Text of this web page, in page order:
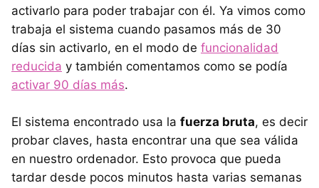
activarlo para poder trabajar con él. Ya vimos como
trabaja el sistema cuando pasamos más de 30
días sin activarlo, en el modo de funcionalidad
reducida y también comentamos como se podía
activar 90 días más.
El sistema encontrado usa la fuerza bruta, es decir
probar claves, hasta encontrar una que sea válida
en nuestro ordenador. Esto provoca que pueda
tardar desde pocos minutos hasta varias semanas